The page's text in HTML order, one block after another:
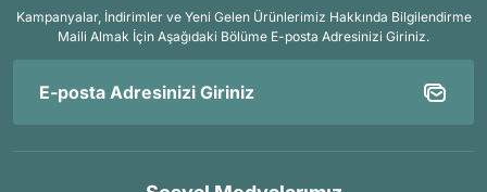
Kampanyalar, İndirimler ve Yeni Gelen Ürünlerimiz Hakkında Bilgilendirme
Maili Almak İçin Aşağıdaki Bölüme E-posta Adresinizi Giriniz.